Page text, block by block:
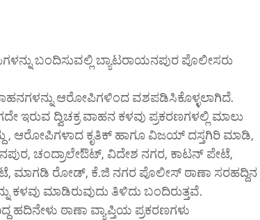
ಬಂದಿಸುವಲ್ಲಿ ಬ್ಯಾಟರಾಯನಪುರ ಪೊಲೀಸರು
ಆರೋಪಿಗಳಿಂದ ವಶಪಡಿಸಿಕೊಳ್ಳಲಾಗಿದೆ.
ಇರುವ ದ್ವಿಚಕ್ರ ವಾಹನ ಕಳವು ಪ್ರಕರಣಗಳಲ್ಲಿ ಮಾಲು
, ಆರೋಪಿಗಳಾದ ಕೃತಿಕ್ ಹಾಗೂ ವಿಜಯ್ ದಸ್ತಗಿರಿ ಮಾಡಿ,
ಚಂದ್ರಾಲೇಔಟ್, ವಿದೇಶ ನಗರ, ಕಾಟನ್‌ ಪೇಟೆ,
ಮಾಗಡಿ ರೋಡ್, ಕೆ.ಜಿ ನಗರ ಪೊಲೀಸ್ ಠಾಣಾ ಸರಹದ್ದಿನ
ಕಳವು ಮಾಡಿರುವುದು ತಿಳಿದು ಬಂದಿರುತ್ತವೆ.
ಠಾಣಾ ವ್ಯಾಪ್ತಿಯ ಪ್ರಕರಣಗಳು